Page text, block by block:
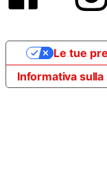
Informativa sulla
Le tue